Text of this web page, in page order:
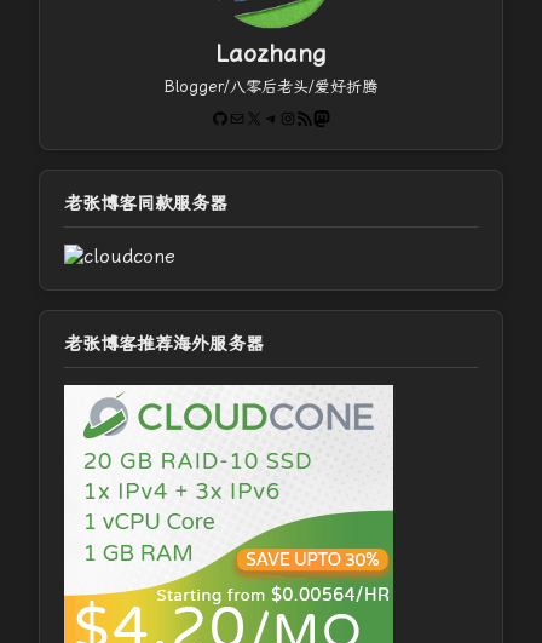
Laozhang
Blogger/八零后老头/爱好折腾
GitHub
电子邮件 X Telegram
Instagram
RSS FeedMastodon
老张博客同款服务器
老张博客推荐海外服务器